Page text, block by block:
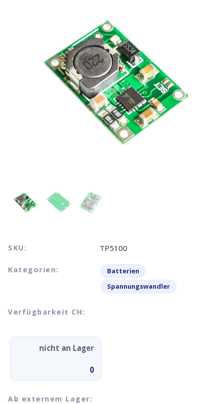
SKU: TP5100
Kategorien:
Batterien
Spannungswandler
Verfügbarkeit CH:
nicht an Lager
0
Ab externem Lager: